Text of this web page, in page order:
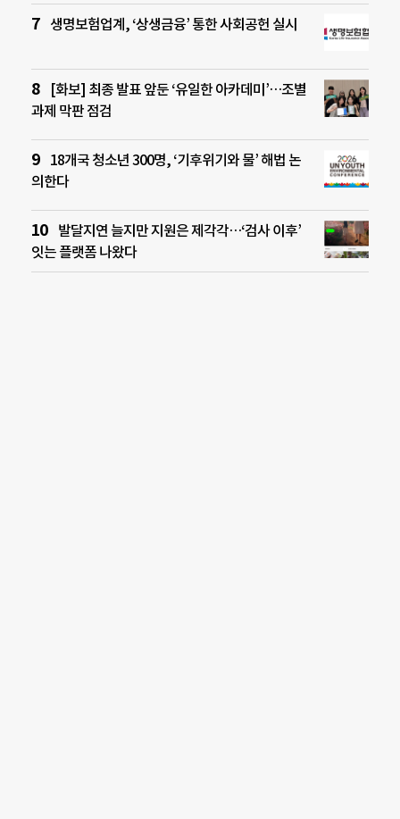
생명보험업계, ‘상생금융’ 통한 사회공헌 실시
[화보] 최종 발표 앞둔 ‘유일한 아카데미’…조별
과제 막판 점검
18개국 청소년 300명, ‘기후위기와 물’ 해법 논
의한다
발달지연 늘지만 지원은 제각각…‘검사 이후’
잇는 플랫폼 나왔다